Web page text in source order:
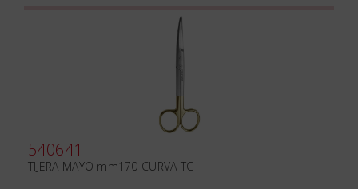
540641
TIJERA MAYO mm170 CURVA TC